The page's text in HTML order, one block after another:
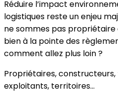
Réduire l’impact
logistiques reste un enjeu
ne sommes pas
bien à la pointe des
comment allez plus loin ?
Propriétaires, constructeurs,
exploitants, territoires…